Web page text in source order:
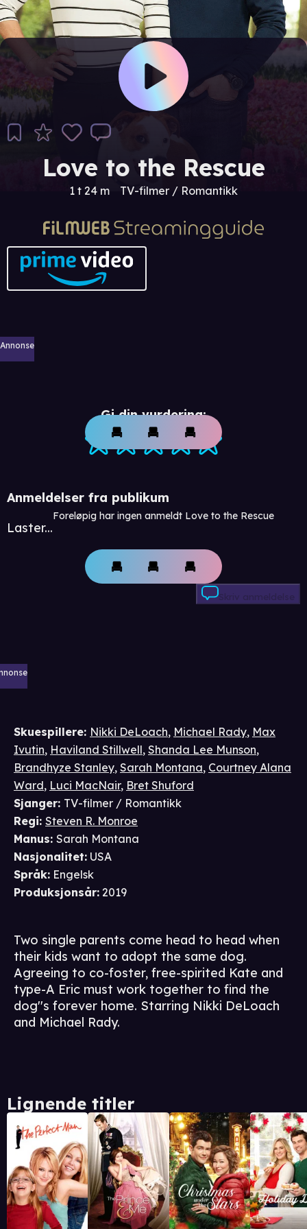
Love to the Rescue
1 t 24 m TV-filmer / Romantikk
Annonse
Gi din vurdering:
Anmeldelser fra publikum
Laster...
Foreløpig har ingen anmeldt Love to the Rescue
Skriv anmeldelse
Skuespillere: Nikki DeLoach, Michael Rady, Max
Ivutin, Haviland Stillwell, Shanda Lee Munson,
Brandhyze Stanley, Sarah Montana, Courtney Alana
Ward, Luci MacNair, Bret Shuford
Sjanger: TV-filmer / Romantikk
Regi: Steven R. Monroe
Manus: Sarah Montana
Nasjonalitet: USA
Språk: Engelsk
Produksjonsår: 2019
Two single parents come head to head when
their kids want to adopt the same dog.
Agreeing to co-foster, free-spirited Kate and
type-A Eric must work together to find the
dog''s forever home. Starring Nikki DeLoach
and Michael Rady.
Lignende titler